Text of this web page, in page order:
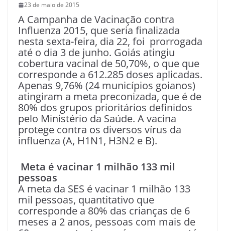
23 de maio de 2015
A Campanha de Vacinação contra
Influenza 2015, que seria finalizada
nesta sexta-feira, dia 22, foi prorrogada
até o dia 3 de junho. Goiás atingiu
cobertura vacinal de 50,70%, o que que
corresponde a 612.285 doses aplicadas.
Apenas 9,76% (24 municípios goianos)
atingiram a meta preconizada, que é de
80% dos grupos prioritários definidos
pelo Ministério da Saúde. A vacina
protege contra os diversos vírus da
influenza (A, H1N1, H3N2 e B).
Meta é vacinar 1 milhão 133 mil
pessoas
A meta da SES é vacinar 1 milhão 133
mil pessoas, quantitativo que
corresponde a 80% das crianças de 6
meses a 2 anos, pessoas com mais de